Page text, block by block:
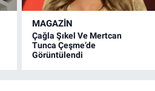
MAGAZİN
Çağla Şıkel Ve Mertcan
Tunca Çeşme’de
Görüntülendi